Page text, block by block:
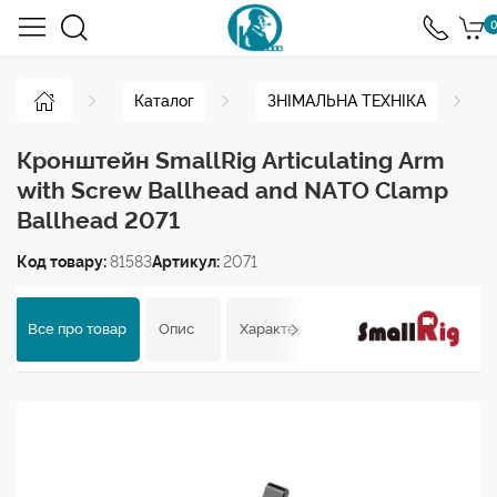
0
Каталог ЗНІМАЛЬНА ТЕХНІКА
Кронштейн SmallRig Articulating Arm
with Screw Ballhead and NATO Clamp
Ballhead 2071
Код товару:81583Артикул:2071
Все про товар Опис Характеристики Відгуки